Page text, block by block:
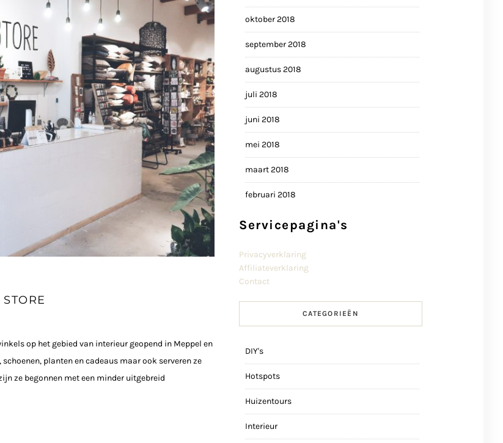
op het gebied van interieur geopend in Meppel en
schoenen, planten en cadeaus maar ook serveren ze
ze begonnen met een minder uitgebreid
oktober 2018
september 2018
augustus 2018
juli 2018
juni 2018
mei 2018
maart 2018
februari 2018
Servicepagina's
Privacyverklaring
Affiliateverklaring
Contact
CATEGORIEËN
DIY's
Hotspots
Huizentours
Interieur